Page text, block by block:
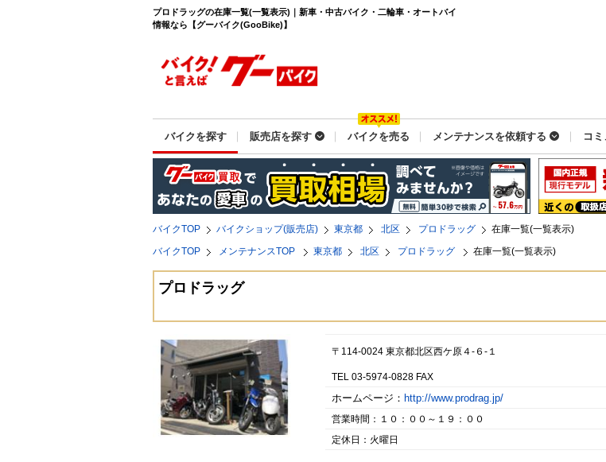
プロドラッグの在庫一覧(一覧表示)｜新車・中古バイク・二輪車・オートバイ
情報なら【グーバイク(GooBike)】
バイクを探す 販売店を探す バイクを売る メンテナンスを依頼する コ
バイクTOP バイクショップ(販売店) 東京都 北区 プロドラッグ
在庫一覧(一覧表示)
バイクTOP
メンテナンスTOP 東京都 北区 プロドラッグ 在庫一覧(一覧表示)
プロドラッグ
〒114-0024 東京都北区西ケ原４-６-１
TEL 03-5974-0828 FAX
ホームページ： http://www.prodrag.jp/
営業時間：１０：００～１９：００
定休日：火曜日